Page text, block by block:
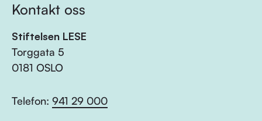
Kontakt oss
Stiftelsen LESE
Torggata 5
0181 OSLO
Telefon: 941 29 000